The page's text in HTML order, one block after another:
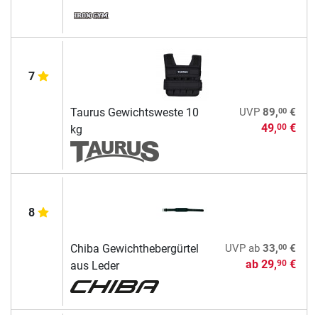
7
Taurus Gewichtsweste 10
kg
UVP 89,00€
49,00€
8
Chiba Gewichthebergürtel
aus Leder
UVPab 33,00€
ab 29,90€